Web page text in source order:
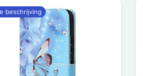
beschrijving